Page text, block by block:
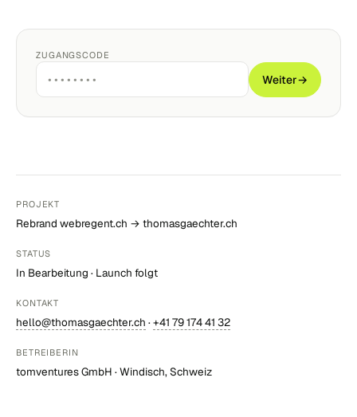
ZUGANGSCODE
Weiter→
PROJEKT
Rebrand webregent.ch → thomasgaechter.ch
STATUS
In Bearbeitung · Launch folgt
KONTAKT
hello@thomasgaechter.ch ·+41 79 174 41 32
BETREIBERIN
tomventures GmbH · Windisch, Schweiz